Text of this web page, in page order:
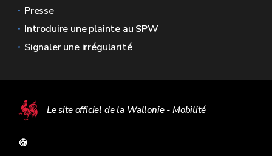
Presse
Introduire une plainte au SPW
Signaler une irrégularité
Le site officiel de la Wallonie - Mobilité
🍪